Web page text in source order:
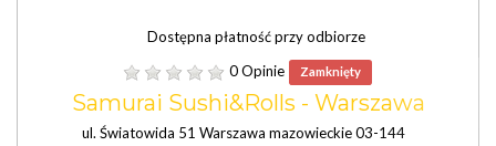
Dostępna płatność przy odbiorze
0 Opinie
Zamknięty
Samurai Sushi&Rolls - Warszawa
ul. Światowida 51 Warszawa mazowieckie 03-144